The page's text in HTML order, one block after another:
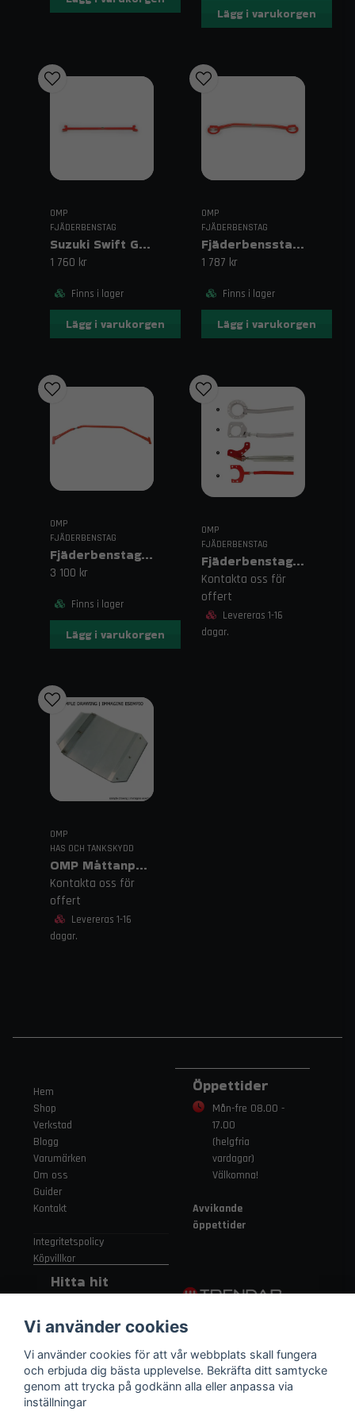
Lägg i varukorgen
OMP
FJÄDERBENSTAG
Suzuki Swift GTI 1.3 16V Bakre Övre Stålstag
1 760 kr
Finns i lager
Lägg i varukorgen
OMP
FJÄDERBENSTAG
Fjäderbensstag Golf MK2 OMP Främre Övre
1 787 kr
Finns i lager
Lägg i varukorgen
OMP
FJÄDERBENSTAG
Fjäderbenstag VW Golf 5 OMP Främre Övre
3 100 kr
Finns i lager
Lägg i varukorgen
OMP
FJÄDERBENSTAG
Fjäderbenstag OMP
Kontakta oss för
offert
Levereras 1-16
dagar.
OMP
HAS OCH TANKSKYDD
OMP Måttanpassade Hasplåtar
Kontakta oss för
offert
Levereras 1-16
dagar.
Hem
Shop
Verkstad
Blogg
Varumärken
Om oss
Guider
Kontakt
Integritetspolicy
Köpvillkor
Öppettider
Mån-fre 08.00 -
17.00
(helgfria
vardagar)
Välkomna!
Avvikande
öppettider
Hitta hit
Strängnäsvägen
315 155 91
Nykvarn Sverige
08 552 450 06
Vi använder cookies
Vi använder cookies för att vår webbplats skall fungera
och erbjuda dig bästa upplevelse. Bekräfta ditt samtycke
genom att trycka på godkänn alla eller anpassa via
inställningar